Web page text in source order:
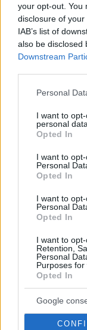
your opt-out. You
disclosure of
IAB’s list of
also be disclosed
Downstream
Please note that
not limited to
grant or deny
use your data for
consent section.
Personal
I want to
personal data.
Opted In
I want to
Personal
Opted In
I want to
Personal
Opted In
I want to
Retention,
Personal
Purposes for
Opted In
Google
Hirdetés
Hirdetés